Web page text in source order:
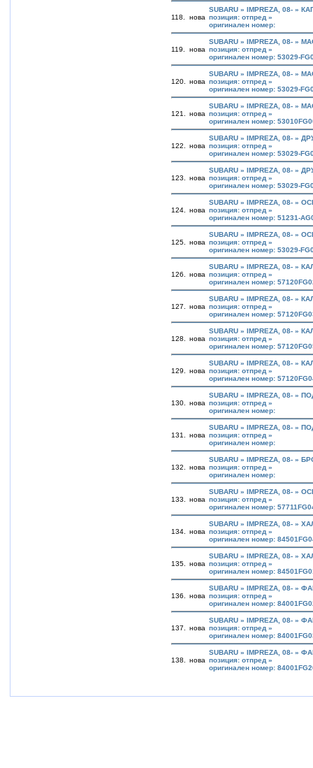
118. нова
SUBARU » IMPREZA, 08- »
позиция: отпред »
оригинален номер:
119. нова
SUBARU » IMPREZA, 08- »
позиция: отпред »
оригинален номер: 53029-
120. нова
SUBARU » IMPREZA, 08- »
позиция: отпред »
оригинален номер: 53029-
121. нова
SUBARU » IMPREZA, 08- »
позиция: отпред »
оригинален номер:
122. нова
SUBARU » IMPREZA, 08- »
позиция: отпред »
оригинален номер: 53029-
123. нова
SUBARU » IMPREZA, 08- »
позиция: отпред »
оригинален номер: 53029-
124. нова
SUBARU » IMPREZA, 08- »
позиция: отпред »
оригинален номер: 51231-
125. нова
SUBARU » IMPREZA, 08- »
позиция: отпред »
оригинален номер: 53029-
126. нова
SUBARU » IMPREZA, 08- »
позиция: отпред »
оригинален номер:
127. нова
SUBARU » IMPREZA, 08- »
позиция: отпред »
оригинален номер:
128. нова
SUBARU » IMPREZA, 08- »
позиция: отпред »
оригинален номер:
129. нова
SUBARU » IMPREZA, 08- »
позиция: отпред »
оригинален номер:
130. нова
SUBARU » IMPREZA, 08- »
позиция: отпред »
оригинален номер:
131. нова
SUBARU » IMPREZA, 08- »
позиция: отпред »
оригинален номер:
132. нова
SUBARU » IMPREZA, 08- »
позиция: отпред »
оригинален номер:
133. нова
SUBARU » IMPREZA, 08- »
позиция: отпред »
оригинален номер:
134. нова
SUBARU » IMPREZA, 08- »
позиция: отпред »
оригинален номер:
135. нова
SUBARU » IMPREZA, 08- »
позиция: отпред »
оригинален номер:
136. нова
SUBARU » IMPREZA, 08- »
позиция: отпред »
оригинален номер:
137. нова
SUBARU » IMPREZA, 08- »
позиция: отпред »
оригинален номер:
138. нова
SUBARU » IMPREZA, 08- »
позиция: отпред »
оригинален номер: